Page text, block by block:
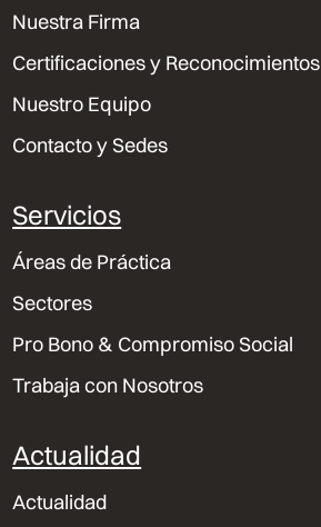
Nuestra Firma
Certificaciones y Reconocimientos
Nuestro Equipo
Contacto y Sedes
Servicios
Áreas de Práctica
Sectores
Pro Bono & Compromiso Social
Trabaja con Nosotros
Actualidad
Actualidad